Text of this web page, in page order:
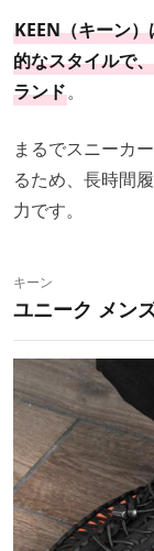
KEEN（キーン
的なスタイルで
ランド。
まるでスニーカ
るため、長時間
力です。
キーン
ユニーク メン